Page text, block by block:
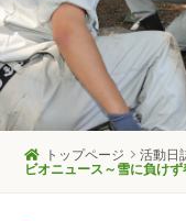
トップページ 活動日
ビオニュース～雪に負け